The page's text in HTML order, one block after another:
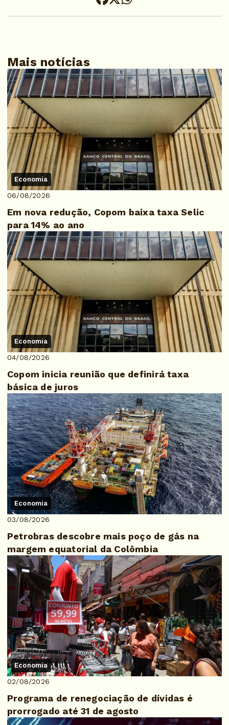
Mais notícias
Economia
06/08/2026
Em nova redução, Copom baixa taxa Selic
para 14% ao ano
Economia
04/08/2026
Copom inicia reunião que definirá taxa
básica de juros
Economia
03/08/2026
Petrobras descobre mais poço de gás na
margem equatorial da Colômbia
Economia
02/08/2026
Programa de renegociação de dívidas é
prorrogado até 31 de agosto